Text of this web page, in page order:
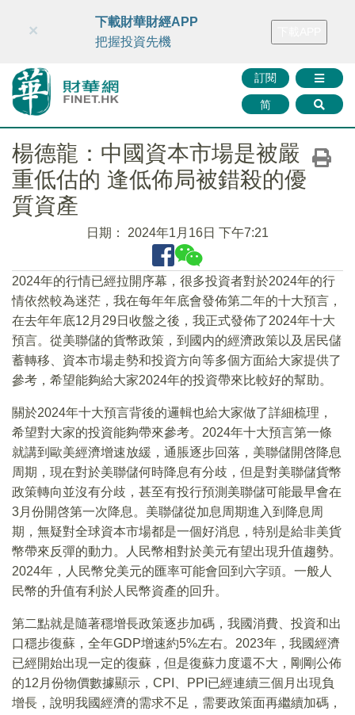
財華智庫網 FINTV FINMETA 財華證券 媒體矩陣
訂閱
简
×
下載財華財經APP
把握投資先機
楊德龍：中國資本市場是被嚴
重低估的 逢低佈局被錯殺的優
質資產
日期： 2024年1月16日 下午7:21
2024年的行情已經拉開序幕，很多投資者對於2024年的行
情依然較為迷茫，我在每年年底會發佈第二年的十大預言，
在去年年底12月29日收盤之後，我正式發佈了2024年十大
預言。從美聯儲的貨幣政策，到國内的經濟政策以及居民儲
蓄轉移、資本市場走勢和投資方向等多個方面給大家提供了
參考，希望能夠給大家2024年的投資帶來比較好的幫助。
關於2024年十大預言背後的邏輯也給大家做了詳細梳理，
希望對大家的投資能夠帶來參考。2024年十大預言第一條
就講到歐美經濟增速放緩，通脹逐步回落，美聯儲開啓降息
周期，現在對於美聯儲何時降息有分歧，但是對美聯儲貨幣
政策轉向並沒有分歧，甚至有投行預測美聯儲可能最早會在
3月份開啓第一次降息。美聯儲從加息周期進入到降息周
期，無疑對全球資本市場都是一個好消息，特别是給非美貨
幣帶來反彈的動力。人民幣相對於美元有望出現升值趨勢。
2024年，人民幣兌美元的匯率可能會回到六字頭。一般人
民幣的升值有利於人民幣資產的回升。
第二點就是隨著穩增長政策逐步加碼，我國消費、投資和出
口穩步復蘇，全年GDP增速約5%左右。2023年，我國經濟
已經開始出現一定的復蘇，但是復蘇力度還不大，剛剛公佈
的12月份物價數據顯示，CPI、PPI已經連續三個月出現負
增長，說明我國經濟的需求不足，需要政策面再繼續加碼，